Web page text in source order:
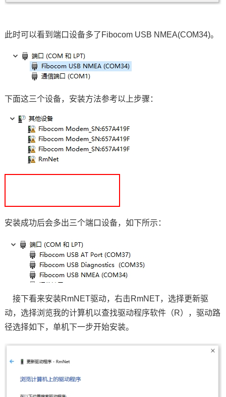
此时可以看到端口设备多了Fibocom USB NMEA(COM34)。
下面这三个设备，安装方法参考以上步骤：
安装成功后会多出三个端口设备，如下所示：
接下看来安装RmNET驱动，右击RmNET，选择更新驱
动，选择浏览我的计算机以查找驱动程序软件（R），驱动路
径选择如下，单机下一步开始安装。